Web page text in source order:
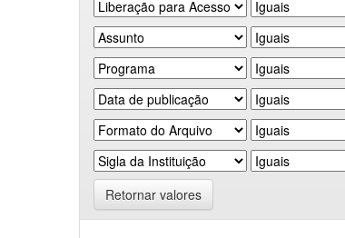
Retornar valores